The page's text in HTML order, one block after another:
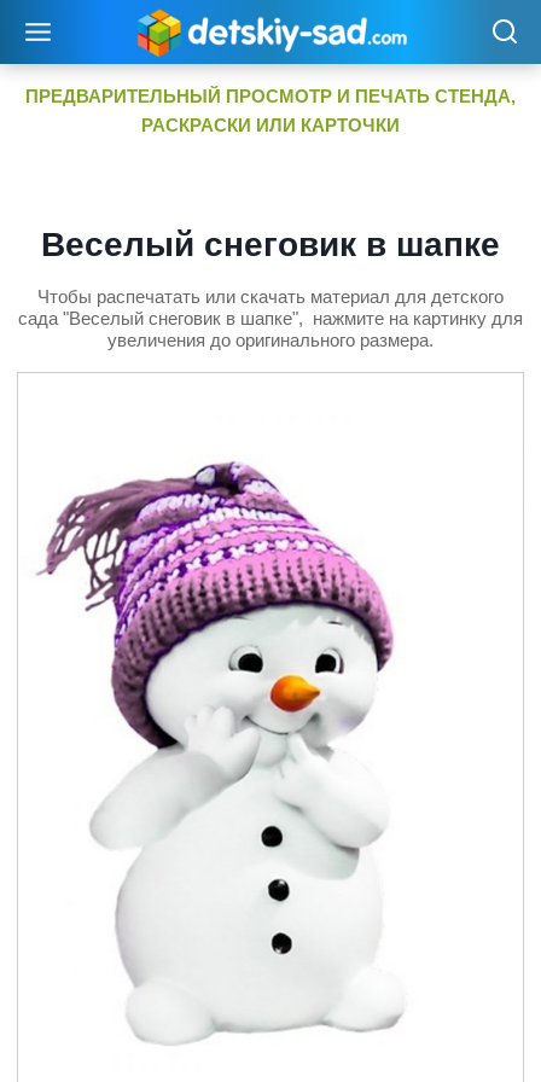
содержимому
ПРЕДВАРИТЕЛЬНЫЙ ПРОСМОТР И ПЕЧАТЬ СТЕНДА,
РАСКРАСКИ ИЛИ КАРТОЧКИ
Веселый снеговик в шапке
Чтобы распечатать или скачать материал для детского
сада "Веселый снеговик в шапке", нажмите на картинку для
увеличения до оригинального размера.